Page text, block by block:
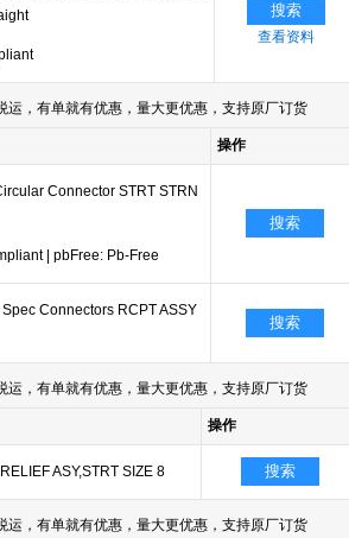
搜索
查看资料
，有单就有优惠，量大更优惠，支持原厂订货
操作
Connector STRT STRN
pbFree: Pb-Free
搜索
Spec Connectors RCPT ASSY
搜索
，有单就有优惠，量大更优惠，支持原厂订货
操作
ASY,STRT SIZE 8 搜索
，有单就有优惠，量大更优惠，支持原厂订货